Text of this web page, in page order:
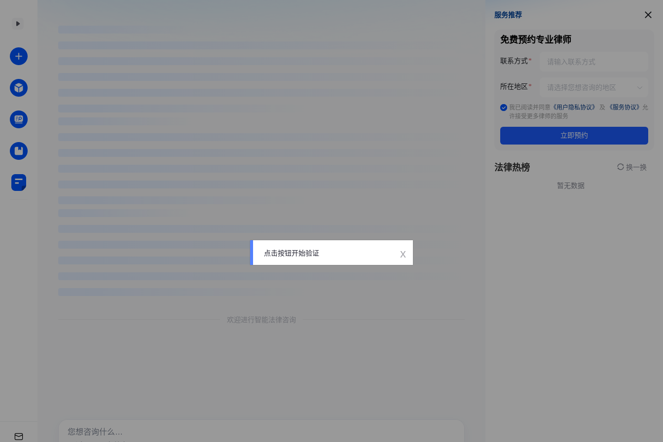
欢迎进行智能法律咨询
服务推荐
服务推荐
免费预约专业律师
联系方式
所在地区
我已阅读并同意 《用户隐私协议》 及 《服务协议》 允
许接受更多律师的服务
立即预约
法律热榜 换一换
暂无数据
点击按钮开始验证 x